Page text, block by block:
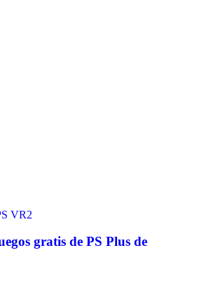
VR2
gratis de PS Plus de